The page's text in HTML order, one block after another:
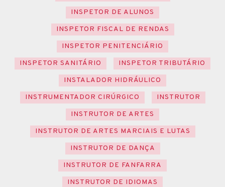
INSPETOR DE ALUNOS
INSPETOR FISCAL DE RENDAS
INSPETOR PENITENCIÁRIO
INSPETOR SANITÁRIO
INSPETOR TRIBUTÁRIO
INSTALADOR HIDRÁULICO
INSTRUMENTADOR CIRÚRGICO
INSTRUTOR
INSTRUTOR DE ARTES
INSTRUTOR DE ARTES MARCIAIS E LUTAS
INSTRUTOR DE DANÇA
INSTRUTOR DE FANFARRA
INSTRUTOR DE IDIOMAS